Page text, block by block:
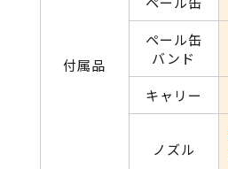
付属品
ペール缶
ペール缶
バンド
キャリー
ノズル